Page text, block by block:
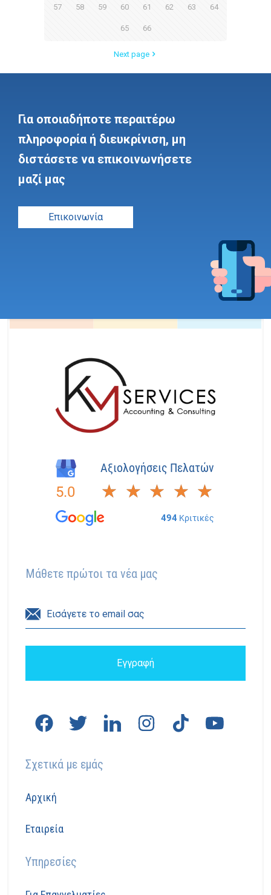
57 58 59 60 61 62 63 64
65 66
Next page
Για οποιαδήποτε περαιτέρω
πληροφορία ή διευκρίνιση, μη
διστάσετε να επικοινωνήσετε
μαζί μας
Επικοινωνία
Μάθετε πρώτοι τα νέα μας
Σχετικά με εμάς
Αρχική
Εταιρεία
Υπηρεσίες